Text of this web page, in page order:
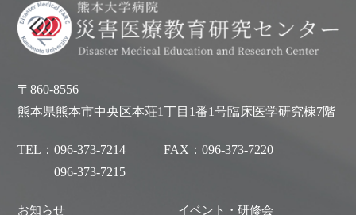
〒860-8556
熊本県熊本市中央区本荘1丁目1番1号臨床医学研究棟7階
TEL：096-373-7214
096-373-7215
FAX：096-373-7220
お知らせ イベント・研修会